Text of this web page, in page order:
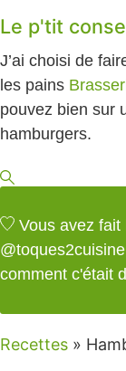
Le p'tit
J’ai choisi de
les pains
pouvez bien sur
hamburgers.
Vous avez fait
@toques2cuisine
comment c'était
Recettes »